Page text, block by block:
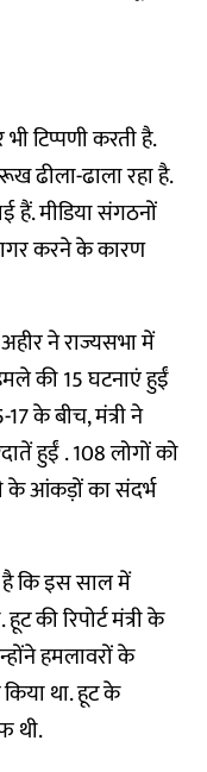
टिप्पणी करती है.
ढीला-ढाला रहा है.
हैं. मीडिया संगठनों
करने के कारण
ने राज्यसभा में
की 15 घटनाएं हुईं
के बीच, मंत्री ने
हुईं . 108 लोगों को
के आंकड़ों का संदर्भ
है कि इस साल में
की रिपोर्ट मंत्री के
हमलावरों के
था. हूट के
थी.